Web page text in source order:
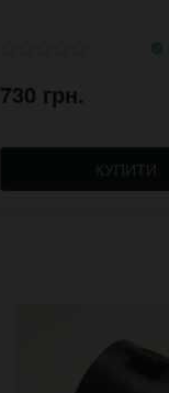
730 грн.
КУПИТИ